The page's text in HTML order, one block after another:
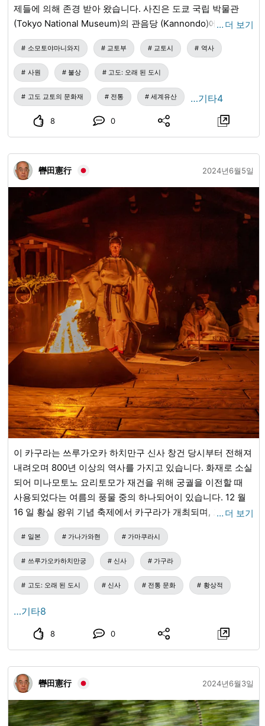
제들에 의해 존경 받아 왔습니다. 사진은 도쿄 국립 박물관
(Tokyo National Museum)의 관음당 (Kannondo)에 일반인
에게 공개되지 않는 33 개의 안치 불상과 벽화의 고해상도 이
미지입니다. 방문객이 너무 많아서 사람이 들어오지 않도록
사진을 찍기가 어려웠지만, 관음당 같은 모습은 여기뿐이었습
니다. 정말 아름답습니다.
… 더 보기
소모토야마니와지 교토부 교토시 역사
사원 불상 고도: 오래 된 도시
고도 교토의 문화재 전통 세계유산 …기타4
8 0
轡田憲行 2024년6월5일
이 카구라는 쓰루가오카 하치만구 신사 창건 당시부터 전해져
내려오며 800년 이상의 역사를 가지고 있습니다. 화재로 소실
되어 미나모토노 요리토모가 재건을 위해 궁궐을 이전할 때
사용되었다는 여름의 풍물 중의 하나되어이 있습니다. 12 월
16 일 황실 왕위 기념 축제에서 카구라가 개최되며, 그때 외워
진 "미야 진 노래"가 처녀의 북쪽 정원에서 연주되고 댄스 음
악 "족장의 춤"도 연주됩니다. 모닥불만으로 춤을 추는 모습은
우아하고, 먼 과거의 미묘한 세계는 재현입니다. (사진 촬영은
가능하지만, 플래시뿐만 아니라 셔터음, 필라이트, 이미지 모
니터로부터의 빛 누출은 금지되어 있습니다.) 관광뿐만 아니
… 더 보기
일본 가나가와현 가마쿠라시
쓰루가오카하치만궁 신사 가구라
고도: 오래 된 도시 신사 전통 문화 황상적
…기타8
8 0
轡田憲行 2024년6월3일